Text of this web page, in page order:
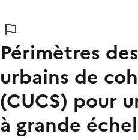
Périmètres
urbains de
(CUCS) pour
à grande